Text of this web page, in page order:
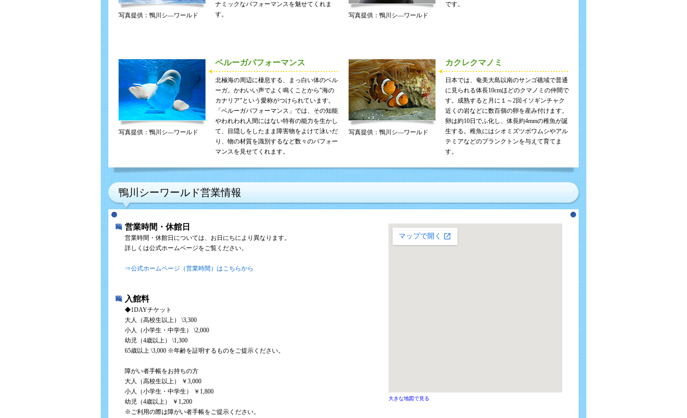
写真提供：鴨川シ―ワールド
ナミックなパフォーマンスを魅せてくれま
す。
写真提供：鴨川シ―ワールド
です。
写真提供：鴨川シ―ワールド
ベルーガパフォーマンス
北極海の周辺に棲息する、まっ白い体のベル
ーガ。かわいい声でよく鳴くことから"海の
カナリア"という愛称がつけられています。
「ベルーガパフォーマンス」では、その知能
やわれわれ人間にはない特有の能力を生かし
て、目隠しをしたまま障害物をよけて泳いだ
り、物の材質を識別するなど数々のパフォー
マンスを見せてくれます。
写真提供：鴨川シ―ワールド
カクレクマノミ
日本では、奄美大島以南のサンゴ礁域で普通
に見られる体長10cmほどのクマノミの仲間で
す。成熟すると月に１～2回イソギンチャク
近くの岩などに数百個の卵を産み付けます。
卵は約10日でふ化し、体長約4mmの稚魚が誕
生する。稚魚にはシオミズツボワムシやアル
テミアなどのプランクトンを与えて育てま
す。
鴨川シーワールド営業情報
営業時間・休館日
営業時間・休館日については、お日にちにより異なります。
詳しくは公式ホームページをご覧ください。
⇒公式ホームページ（営業時間）はこちらから
入館料
◆1DAYチケット
大人（高校生以上） \3,300
小人（小学生・中学生） \2,000
幼児（4歳以上） \1,300
65歳以上 \3,000 ※年齢を証明するものをご提示ください。
障がい者手帳をお持ちの方
大人（高校生以上） ￥3,000
小人（小学生・中学生） ￥1,800
幼児（4歳以上） ￥1,200
※ご利用の際は障がい者手帳をご提示ください。
大きな地図で見る